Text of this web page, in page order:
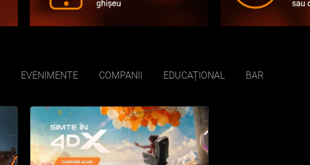
EVENIMENTE COMPANII EDUCAȚIONAL BAR